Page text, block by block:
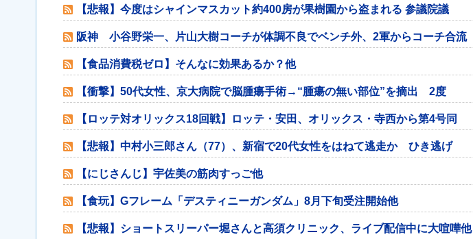
【悲報】今度はシャインマスカット約400房が果樹園から盗まれる 参議院議
阪神 小谷野栄一、片山大樹コーチが体調不良でベンチ外、2軍からコーチ合流
【食品消費税ゼロ】そんなに効果あるか？他
【衝撃】50代女性、京大病院で脳腫瘍手術→“腫瘍の無い部位”を摘出 2度
【ロッテ対オリックス18回戦】ロッテ・安田、オリックス・寺西から第4号同
【悲報】中村小三郎さん（77）、新宿で20代女性をはねて逃走か ひき逃げ
【にじさんじ】宇佐美の筋肉すっご他
【食玩】Gフレーム「デスティニーガンダム」8月下旬受注開始他
【悲報】ショートスリーパー堀さんと高須クリニック、ライブ配信中に大喧嘩他